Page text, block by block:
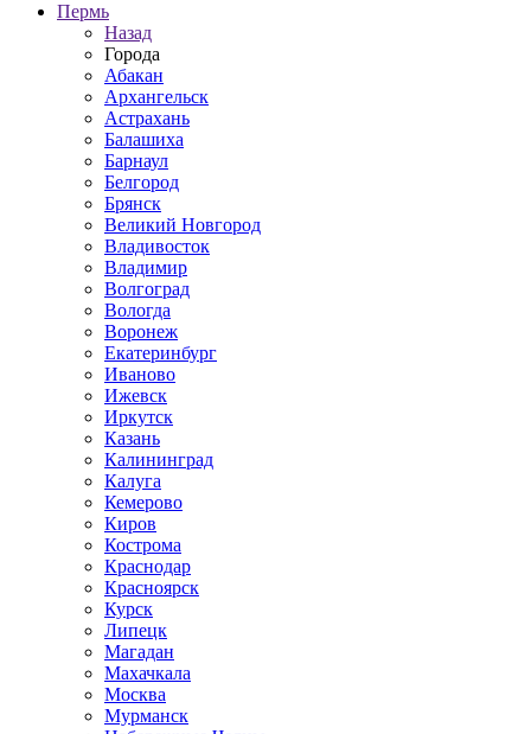
Пермь
Назад
Города
Абакан
Архангельск
Астрахань
Балашиха
Барнаул
Белгород
Брянск
Великий Новгород
Владивосток
Владимир
Волгоград
Вологда
Воронеж
Екатеринбург
Иваново
Ижевск
Иркутск
Казань
Калининград
Калуга
Кемерово
Киров
Кострома
Краснодар
Красноярск
Курск
Липецк
Магадан
Махачкала
Москва
Мурманск